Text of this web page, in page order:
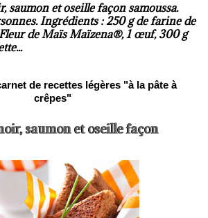
saumon et oseille façon samoussa.
Ingrédients : 250 g de farine de
de Maïs Maïzena®, 1 œuf, 300 g
de recettes légères "à la pâte à
crêpes"
saumon et oseille façon